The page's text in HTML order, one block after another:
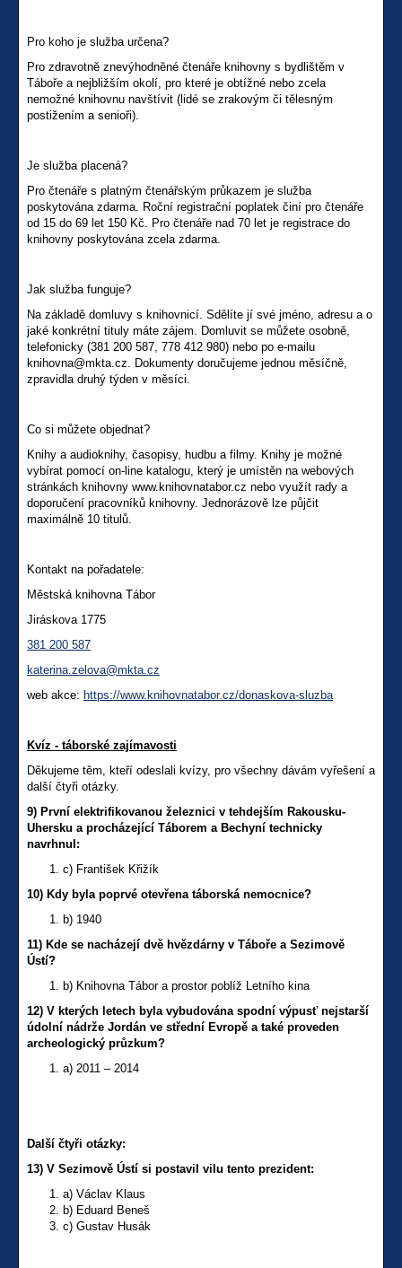
Pro koho je služba určena?
Pro zdravotně znevýhodněné čtenáře knihovny s bydlištěm v
Táboře a nejbližším okolí, pro které je obtížné nebo zcela
nemožné knihovnu navštívit (lidé se zrakovým či tělesným
postižením a senioři).
Je služba placená?
Pro čtenáře s platným čtenářským průkazem je služba
poskytována zdarma. Roční registrační poplatek činí pro čtenáře
od 15 do 69 let 150 Kč. Pro čtenáře nad 70 let je registrace do
knihovny poskytována zcela zdarma.
Jak služba funguje?
Na základě domluvy s knihovnicí. Sdělíte jí své jméno, adresu a o
jaké konkrétní tituly máte zájem. Domluvit se můžete osobně,
telefonicky (381 200 587, 778 412 980) nebo po e-mailu
knihovna@mkta.cz. Dokumenty doručujeme jednou měsíčně,
zpravidla druhý týden v měsíci.
Co si můžete objednat?
Knihy a audioknihy, časopisy, hudbu a filmy. Knihy je možné
vybírat pomocí on-line katalogu, který je umístěn na webových
stránkách knihovny www.knihovnatabor.cz nebo využít rady a
doporučení pracovníků knihovny. Jednorázově lze půjčit
maximálně 10 titulů.
Kontakt na pořadatele:
Městská knihovna Tábor
Jiráskova 1775
381 200 587
katerina.zelova@mkta.cz
web akce: https://www.knihovnatabor.cz/donaskova-sluzba
Kvíz - táborské zajímavosti
Děkujeme těm, kteří odeslali kvízy, pro všechny dávám vyřešení a
další čtyři otázky.
9) První elektrifikovanou železnici v tehdejším Rakousku-
Uhersku a procházející Táborem a Bechyní technicky
navrhnul:
c) František Křižík
10) Kdy byla poprvé otevřena táborská nemocnice?
b) 1940
11) Kde se nacházejí dvě hvězdárny v Táboře a Sezimově
Ústí?
b) Knihovna Tábor a prostor poblíž Letního kina
12) V kterých letech byla vybudována spodní výpusť nejstarší
údolní nádrže Jordán ve střední Evropě a také proveden
archeologický průzkum?
a) 2011 – 2014
Další čtyři otázky:
13) V Sezimově Ústí si postavil vilu tento prezident:
a) Václav Klaus
b) Eduard Beneš
c) Gustav Husák